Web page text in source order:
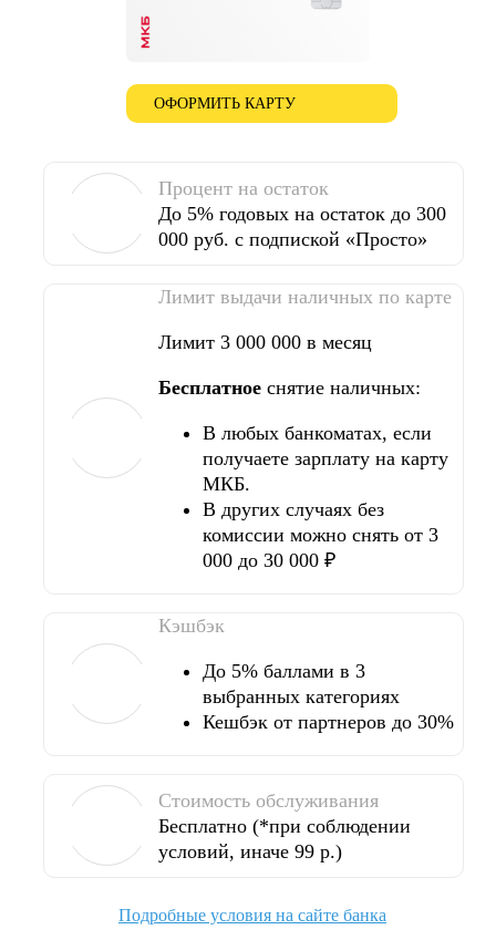
ОФОРМИТЬ КАРТУ
Процент на остаток
До 5% годовых на остаток до 300
000 руб. с подпиской «Просто»
Лимит выдачи наличных по карте
Лимит 3 000 000 в месяц
Бесплатное снятие наличных:
В любых банкоматах, если
получаете зарплату на карту
МКБ.
В других случаях без
комиссии можно снять от 3
000 до 30 000 ₽
Кэшбэк
До 5% баллами в 3
выбранных категориях
Кешбэк от партнеров до 30%
Стоимость обслуживания
Бесплатно (*при соблюдении
условий, иначе 99 р.)
Подробные условия на сайте банка